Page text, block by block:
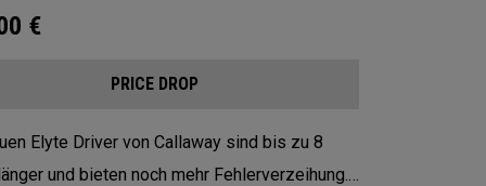
€
PRICE DROP
Elyte Driver von Callaway sind bis zu 8
und bieten noch mehr Fehlerverzeihung.